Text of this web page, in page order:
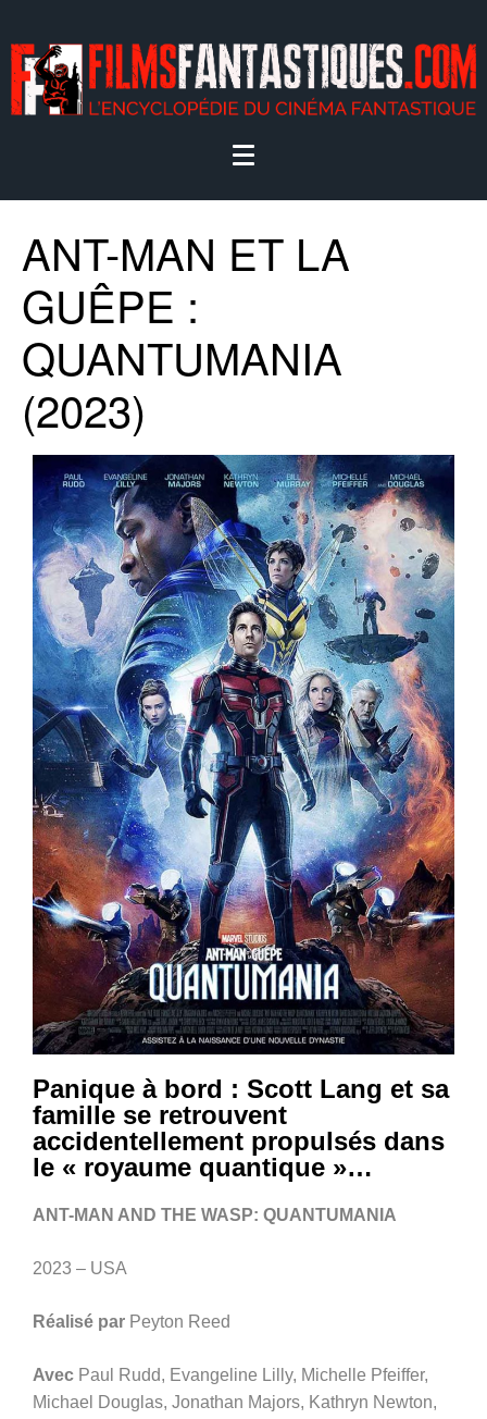
ANT-MAN ET LA
GUÊPE :
QUANTUMANIA
(2023)
Panique à bord : Scott Lang et sa
famille se retrouvent
accidentellement propulsés dans
le « royaume quantique »…
ANT-MAN AND THE WASP: QUANTUMANIA
2023 – USA
Réalisé par Peyton Reed
Avec Paul Rudd, Evangeline Lilly, Michelle Pfeiffer,
Michael Douglas, Jonathan Majors, Kathryn Newton,